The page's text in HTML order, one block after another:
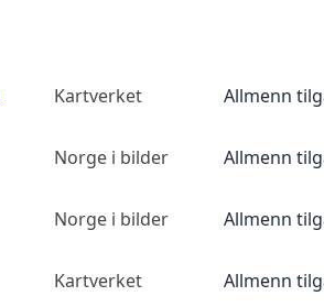
Kartverket Allmenn
Norge i bilder Allmenn
Norge i bilder Allmenn
Kartverket Allmenn